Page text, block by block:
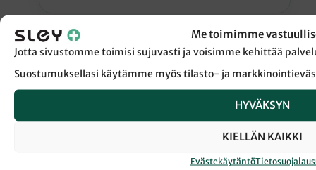
Me toimimme
Jotta sivustomme toimisi sujuvasti ja voisimme kehittää
Suostumuksellasi käytämme myös tilasto- ja
HYVÄKSYN
KIELLÄN KAIKKI
Evästekäytäntö
← Takaisin Sanansaattaja-lehden etusivulle